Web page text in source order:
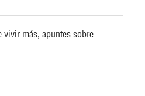
vivir más, apuntes sobre